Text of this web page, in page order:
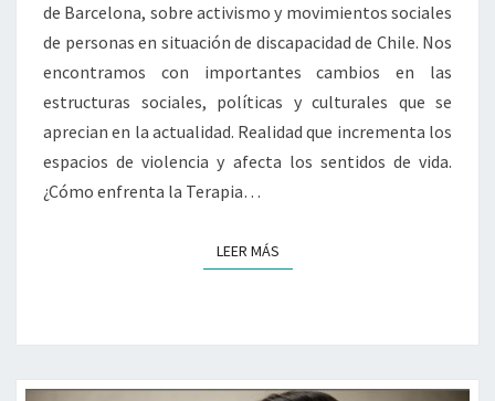
OCUPACIÓN
HUMANA
ES
SIEMPRE
COMUNITARIA»
de Barcelona, sobre activismo y movimientos sociales
de personas en situación de discapacidad de Chile. Nos
encontramos con importantes cambios en las
estructuras sociales, políticas y culturales que se
aprecian en la actualidad. Realidad que incrementa los
espacios de violencia y afecta los sentidos de vida.
¿Cómo enfrenta la Terapia…
LEER MÁSLEER MÁS